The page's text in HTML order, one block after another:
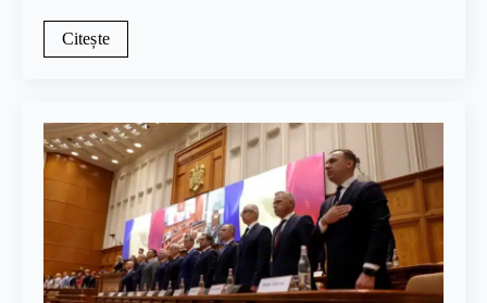
Citește